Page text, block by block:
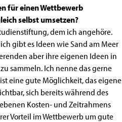
für einen Wettbewerb
selbst umsetzen?
dem ich angehöre.
gibt es Ideen wie Sand am Meer
aber ihre eigenen Ideen in
sammeln. Ich nenne das gerne
eine gute Möglichkeit, das eigene
sich bereits während des
Kosten- und Zeitrahmens
Vorteil im Wettbewerb um gute